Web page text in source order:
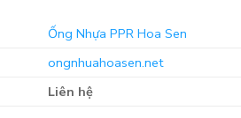
Ống Nhựa PPR Hoa Sen
ongnhuahoasen.net
Liên hệ